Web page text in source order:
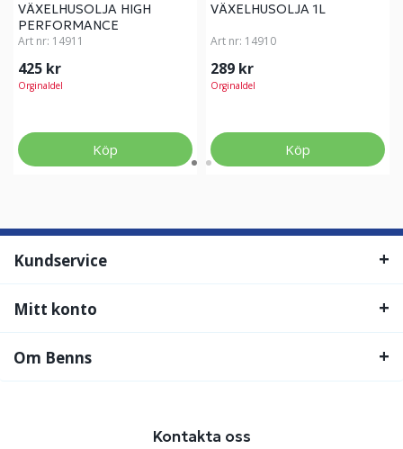
VÄXELHUSOLJA HIGH
PERFORMANCE
Art nr: 14911
425 kr
Orginaldel
Köp
VÄXELHUSOLJA 1L
Art nr: 14910
289 kr
Orginaldel
Köp
Kundservice
Mitt konto
Om Benns
Kontakta oss